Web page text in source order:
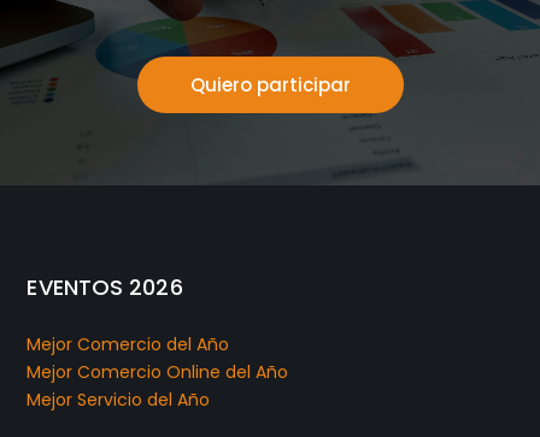
Quiero participar
EVENTOS 2026
Mejor Comercio del Año
Mejor Comercio Online del Año
Mejor Servicio del Año